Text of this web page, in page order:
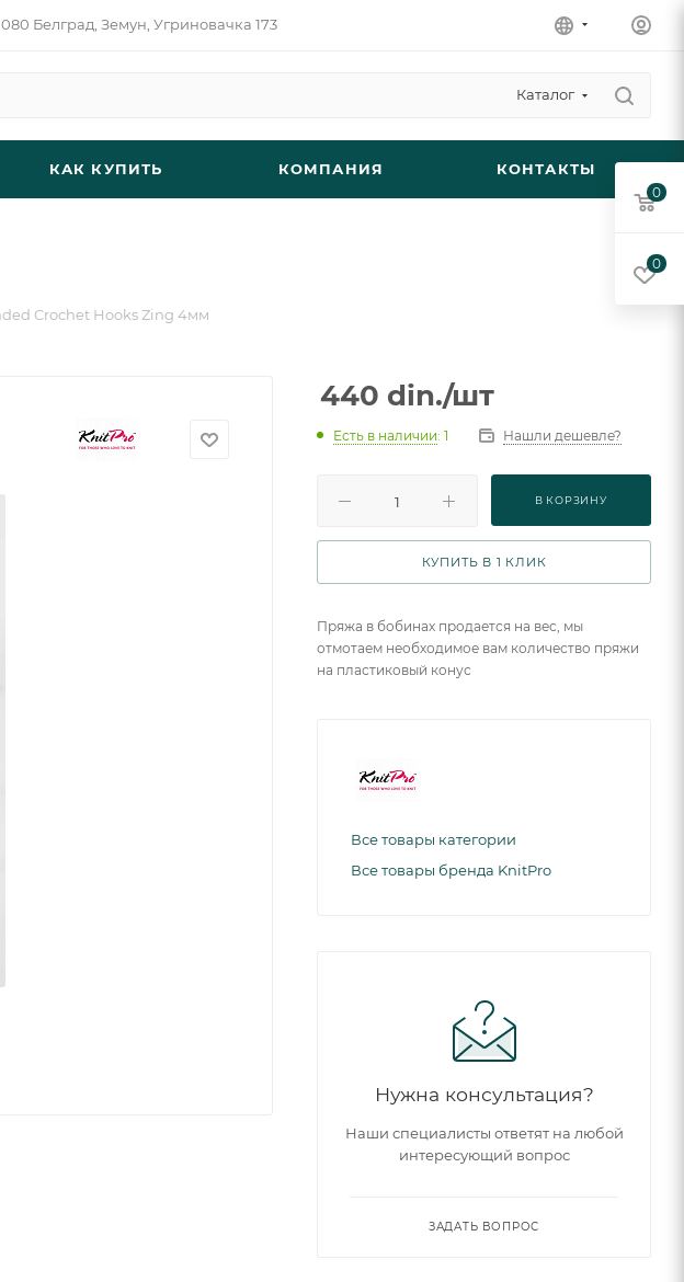
Белград, Земун, Угриновачка 173
Каталог
КАК КУПИТЬ КОМПАНИЯ КОНТАКТЫ
Crochet Hooks Zing 4мм
440 din./шт
Есть в наличии: 1 Нашли дешевле?
В КОРЗИНУ
КУПИТЬ В 1 КЛИК
Пряжа в бобинах продается на вес, мы
отмотаем необходимое вам количество пряжи
на пластиковый конус
Все товары категории
Все товары бренда KnitPro
Нужна консультация?
Наши специалисты ответят на любой
интересующий вопрос
ЗАДАТЬ ВОПРОС
0
0